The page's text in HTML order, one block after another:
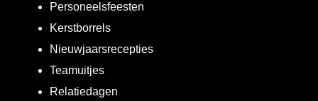
Personeelsfeesten
Kerstborrels
Nieuwjaarsrecepties
Teamuitjes
Relatiedagen